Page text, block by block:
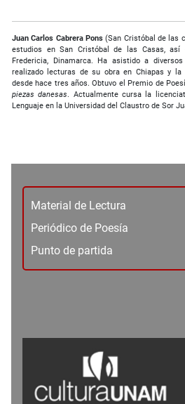
Material de Lectura
Periódico de Poesía
Punto de partida
Juan Carlos Cabrera Pons(San Cristóbal de las
estudios en San Cristóbal de las Casas,
Fredericia, Dinamarca. Ha asistido a
realizado lecturas de su obra en Chiapas y la
desde hace tres años. Obtuvo el Premio de
piezas danesas. Actualmente cursa la
Lenguaje en la Universidad del Claustro de Sor